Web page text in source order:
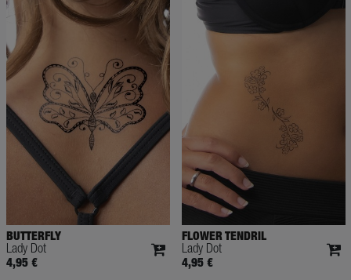
BUTTERFLY
Lady Dot
4,95 €
FLOWER TENDRIL
Lady Dot
4,95 €